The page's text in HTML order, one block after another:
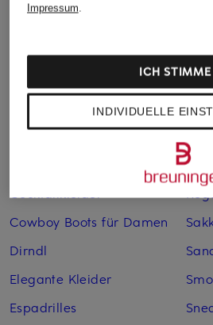
Bademäntel für Herren
Bikinis für Damen
Boleros für Damen
Cowboy Boots für Damen
Dirndl
Elegante Kleider
Espadrilles
Impressum.
INDIVIDUELLE
ICH